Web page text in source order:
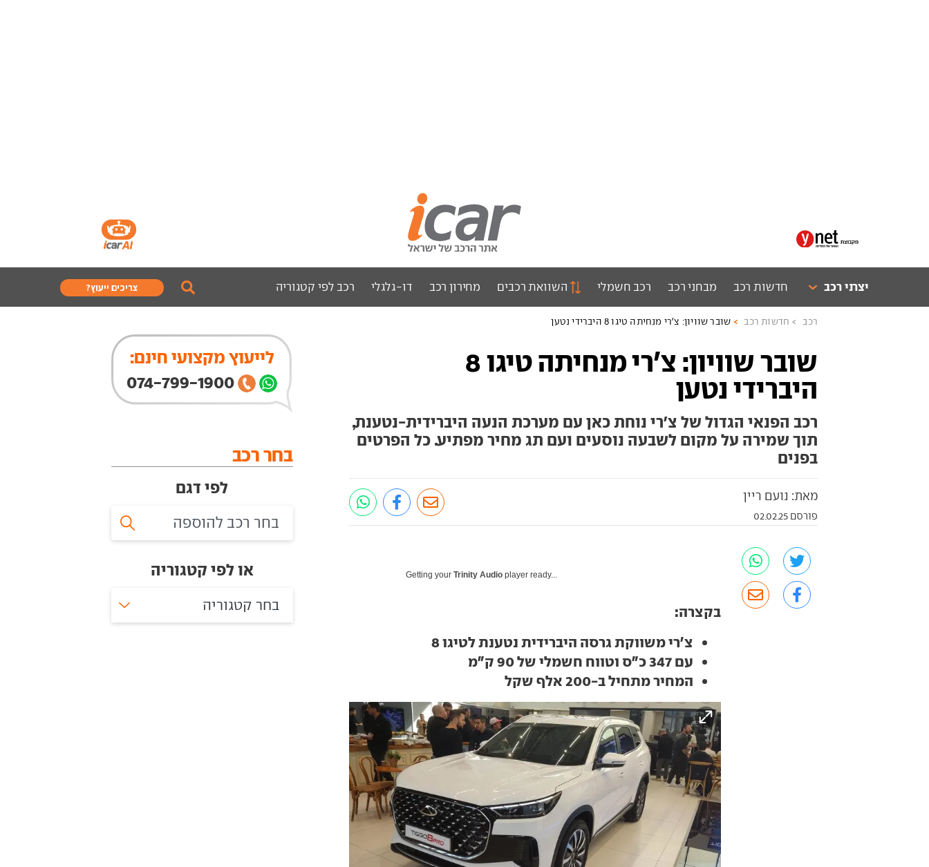
יצרני רכב חדשות רכב מבחני רכב רכב חשמלי השוואת רכבים מחירון רכב דו-גלגלי רכב לפי קטגוריה צריכים ייעוץ?
רכב חדשות רכב שובר שוויון: צ'רי מנחיתה טיגו 8 היברידי נטען
שובר שוויון: צ'רי מנחיתה טיגו 8
היברידי נטען
רכב הפנאי הגדול של צ'רי נוחת כאן עם מערכת הנעה היברידית-נטענת,
תוך שמירה על מקום לשבעה נוסעים ועם תג מחיר מפתיע. כל הפרטים
בפנים
מאת: נועם ריין
פורסם 02.02.25
Getting yourTrinity Audio player ready...
בקצרה:
צ'רי משווקת גרסה היברידית נטענת לטיגו 8
עם 347 כ"ס וטווח חשמלי של 90 ק"מ
המחיר מתחיל ב-200 אלף שקל
לייעוץ מקצועי חינם:
074-799-1900
בחר רכב
לפי דגם
או לפי קטגוריה
בחר קטגוריה